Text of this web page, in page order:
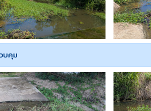
บคุม